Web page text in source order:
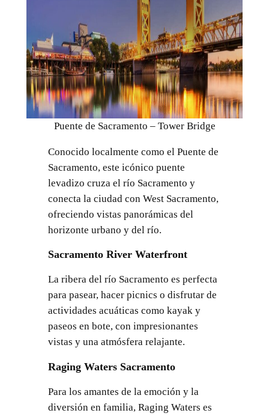
Puente de Sacramento – Tower Bridge
Conocido localmente como el Puente de
Sacramento, este icónico puente
levadizo cruza el río Sacramento y
conecta la ciudad con West Sacramento,
ofreciendo vistas panorámicas del
horizonte urbano y del río.
Sacramento River Waterfront
La ribera del río Sacramento es perfecta
para pasear, hacer picnics o disfrutar de
actividades acuáticas como kayak y
paseos en bote, con impresionantes
vistas y una atmósfera relajante.
Raging Waters Sacramento
Para los amantes de la emoción y la
diversión en familia, Raging Waters es